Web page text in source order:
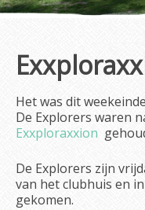
Het was dit
De Explorers waren
Exxploraxxion
De Explorers zijn
van het clubhuis en
gekomen.